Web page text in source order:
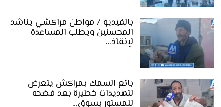
بالفيديو / مواطن مراكشي يناشد
المحسنين ويطلب المساعدة
لإنقاذ…
بائع السمك بمراكش يتعرض
لتهديدات خطيرة بعد فضحه
للمستور بسوق…